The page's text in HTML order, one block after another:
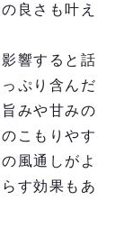
良さも叶え
響すると話
ぷり含んだ
みや甘みの
こもりやす
風通しがよ
す効果もあ